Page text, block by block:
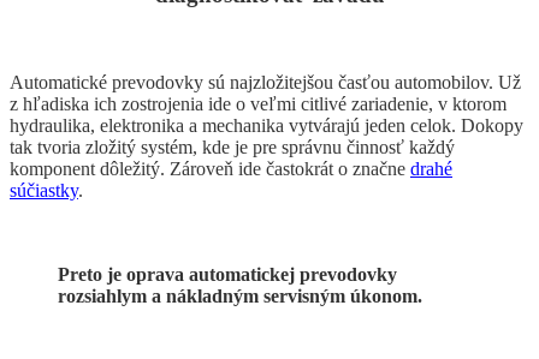
Automatické prevodovky sú najzložitejšou časťou automobilov. Už
z hľadiska ich zostrojenia ide o veľmi citlivé zariadenie, v ktorom
hydraulika, elektronika a mechanika vytvárajú jeden celok. Dokopy
tak tvoria zložitý systém, kde je pre správnu činnosť každý
komponent dôležitý. Zároveň ide častokrát o značne drahé
súčiastky.
Preto je oprava automatickej prevodovky
rozsiahlym a nákladným servisným úkonom.